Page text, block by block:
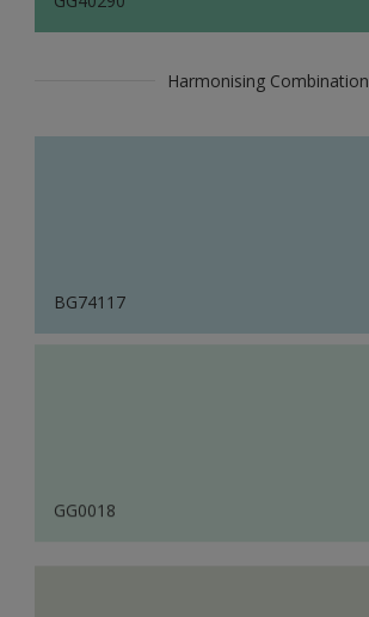
Harmonising Combination
BG74117
GG0018